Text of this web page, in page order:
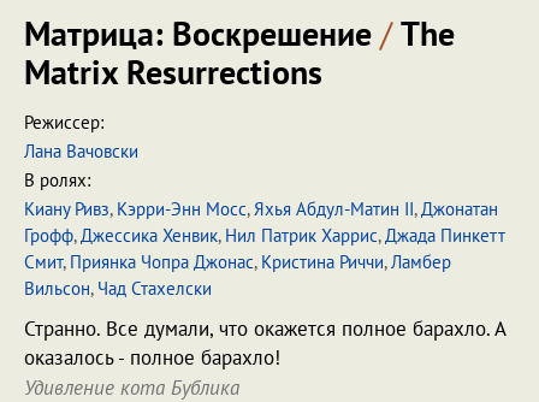
Матрица: Воскрешение/The
Matrix Resurrections
Режиссер:
Лана Вачовски
В ролях:
Киану Ривз, Кэрри-Энн Мосс,Яхья Абдул-Матин II,Джонатан
Грофф,Джессика Хенвик, Нил Патрик Харрис,Джада Пинкетт
Смит, Приянка Чопра Джонас, Кристина Риччи,Ламбер
Вильсон, Чад Стахелски
Странно. Все думали, что окажется полное барахло. А
оказалось - полное барахло!
Удивление кота Бублика